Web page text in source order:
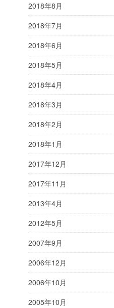
2018年8月
2018年7月
2018年6月
2018年5月
2018年4月
2018年3月
2018年2月
2018年1月
2017年12月
2017年11月
2013年4月
2012年5月
2007年9月
2006年12月
2006年10月
2005年10月